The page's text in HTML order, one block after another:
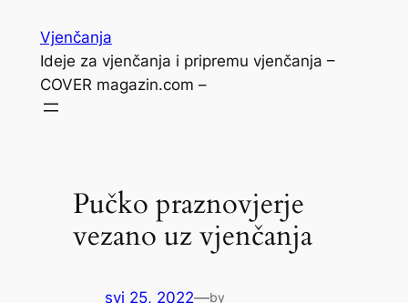
sadržaja
Vjenčanja
Ideje za vjenčanja i pripremu vjenčanja –
COVER magazin.com –
Pučko praznovjerje
vezano uz vjenčanja
svi 25, 2022—by